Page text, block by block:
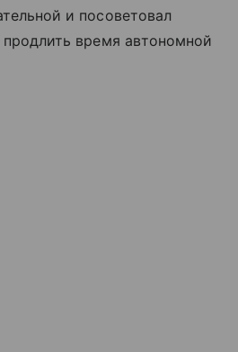
и посоветовал
время автономной